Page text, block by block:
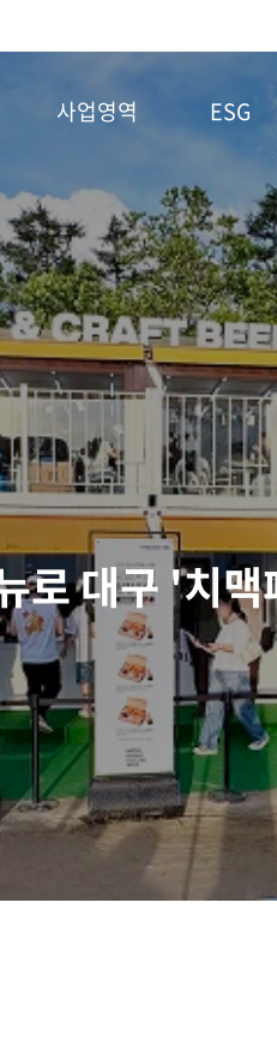
사업영역 ESG
로 대구 '치